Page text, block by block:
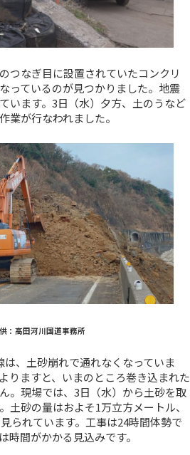
つなぎ目に設置されていたコンクリ
っているのが見つかりました。地震
います。3日（水）夕方、土のうなど
業が行なわれました。
：高田河川国道事務所
、土砂崩れで通れなくなっていま
りますと、いまのところ巻き込まれた
。現場では、3日（水）から土砂を取
土砂の量はおよそ1万立方メートル、
られています。工事は24時間体勢で
時間がかかる見込みです。